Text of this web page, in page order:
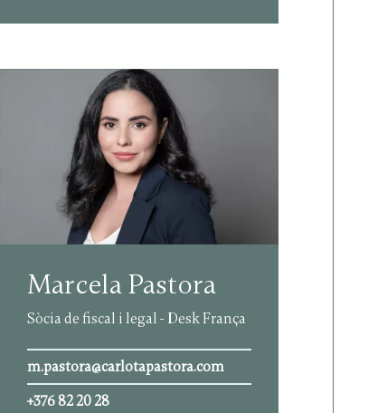
Marcela Pastora
Sòcia de fiscal i legal - Desk França
m.pastora@carlotapastora.com
+376 82 20 28